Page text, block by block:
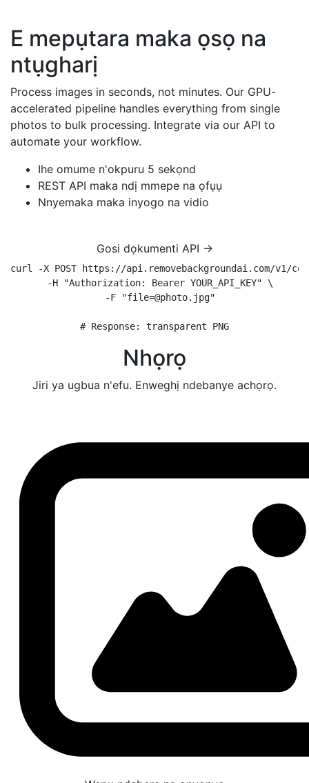
E mepụtara maka ọsọ na
ntụgharị
Process images in seconds, not minutes. Our GPU-
accelerated pipeline handles everything from single
photos to bulk processing. Integrate via our API to
automate your workflow.
Ihe omume n'okpuru 5 sekọnd
REST API maka ndị mmepe na ọfụụ
Nnyemaka maka inyogo na vidio
Gosi dọkumenti API →
curl -X POST https://api.removebackgroundai.com/v1/
  -H "Authorization: Bearer YOUR_API_KEY" \
  -F "file=@photo.jpg"
# Response: transparent PNG
Nhọrọ
Jiri ya ugbua n'efu. Enweghị ndebanye achọrọ.